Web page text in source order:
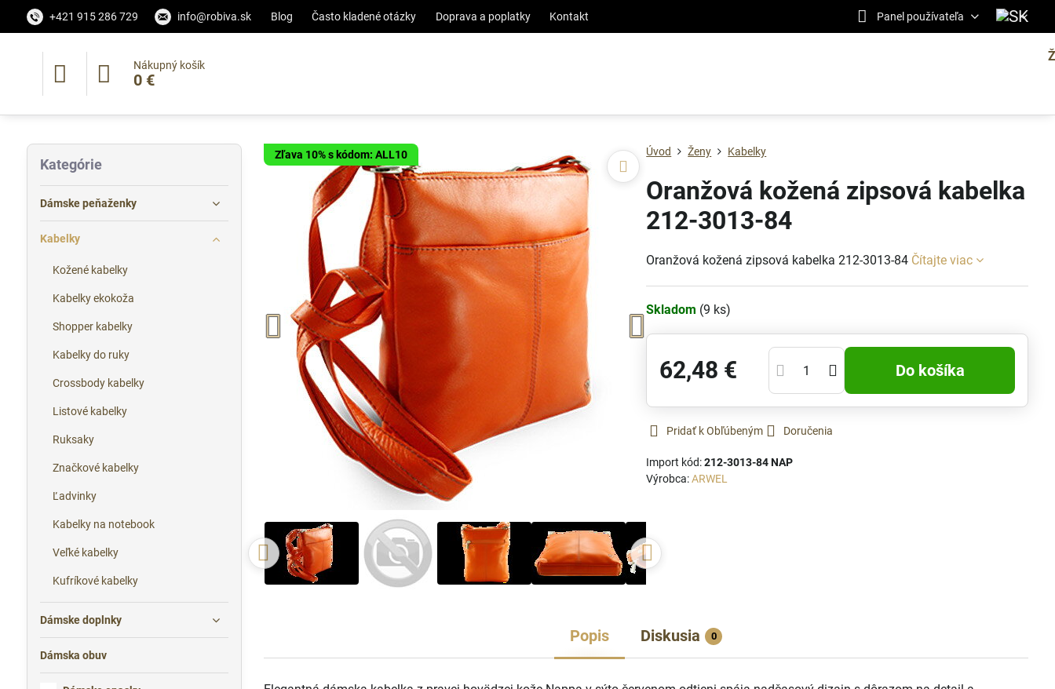
+421 915 286 729 info@robiva.sk Blog Často kladené otázky Doprava a poplatky Kontakt Panel používateľa
Nákupný košík
0 €
Zľava 10% s kódom: ALL10 Úvod Ženy Kabelky
Oranžová kožená zipsová kabelka
212-3013-84
Oranžová kožená zipsová kabelka 212-3013-84 Čítajte viac
Skladom (9 ks)
62,48 € Do košíka
Pridať k Obľúbeným Doručenia
Import kód:212-3013-84 NAP
Výrobca:ARWEL
Popis Diskusia 0
Kategórie
Dámske peňaženky
Kabelky
Kožené kabelky
Kabelky ekokoža
Shopper kabelky
Kabelky do ruky
Crossbody kabelky
Listové kabelky
Ruksaky
Značkové kabelky
Ľadvinky
Kabelky na notebook
Veľké kabelky
Kufríkové kabelky
Dámske doplnky
Dámska obuv